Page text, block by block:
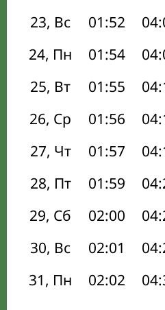
23, Вс
01:52
24, Пн
01:54
25, Вт
01:55
26, Ср
01:56
27, Чт
01:57
28, Пт
01:59
29, Сб
02:00
30, Вс
02:01
31, Пн
02:02